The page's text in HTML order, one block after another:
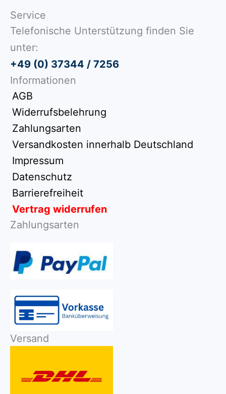
Service
Telefonische Unterstützung finden Sie
unter:
+49 (0) 37344 / 7256
Informationen
AGB
Widerrufsbelehrung
Zahlungsarten
Versandkosten innerhalb Deutschland
Impressum
Datenschutz
Barrierefreiheit
Vertrag widerrufen
Zahlungsarten
Versand